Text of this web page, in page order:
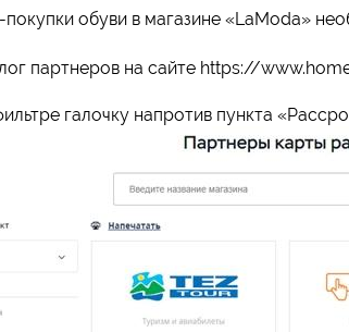
обуви в магазине «LaModa»
партнеров на сайте https://
галочку напротив пункта